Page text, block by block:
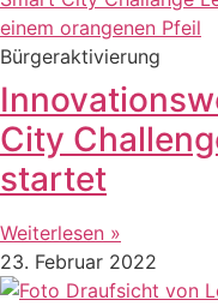
Bürgeraktivierung
City
startet
Weiterlesen »
23. Februar 2022